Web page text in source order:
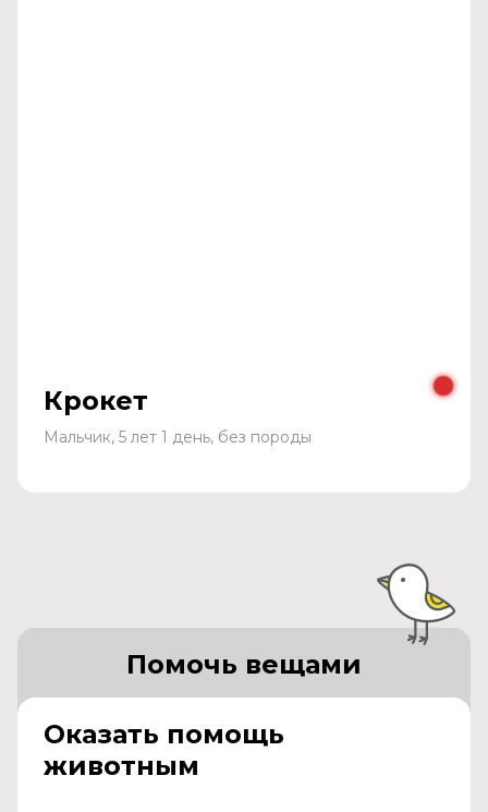
Крокет
Мальчик, 5 лет 1 день, без породы
Оказать помощь
животным
Помочь вещами